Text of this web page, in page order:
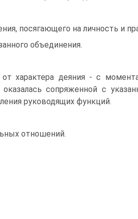
посягающего на личность и
объединения.
от характера деяния - с
сопряженной с
руководящих функций.
отношений.